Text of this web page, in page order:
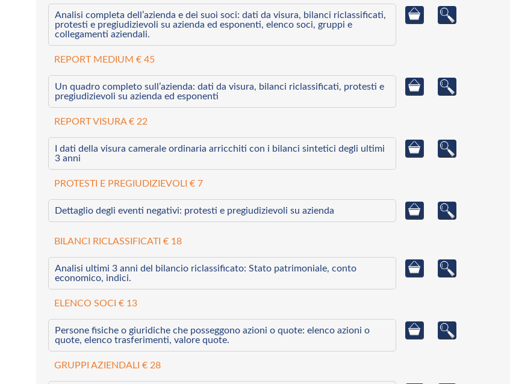
Analisi completa dell’azienda e dei suoi soci: dati da visura, bilanci riclassificati,
protesti e pregiudizievoli su azienda ed esponenti, elenco soci, gruppi e
collegamenti aziendali.
REPORT MEDIUM € 45
Un quadro completo sull’azienda: dati da visura, bilanci riclassificati, protesti e
pregiudizievoli su azienda ed esponenti
REPORT VISURA € 22
I dati della visura camerale ordinaria arricchiti con i bilanci sintetici degli ultimi
3 anni
PROTESTI E PREGIUDIZIEVOLI € 7
Dettaglio degli eventi negativi: protesti e pregiudizievoli su azienda
BILANCI RICLASSIFICATI € 18
Analisi ultimi 3 anni del bilancio riclassificato: Stato patrimoniale, conto
economico, indici.
ELENCO SOCI € 13
Persone fisiche o giuridiche che posseggono azioni o quote: elenco azioni o
quote, elenco trasferimenti, valore quote.
GRUPPI AZIENDALI € 28